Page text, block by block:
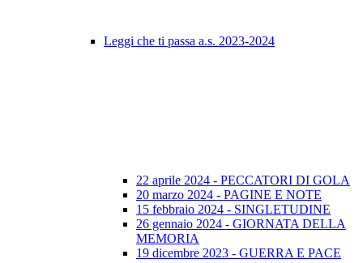
Leggi che ti passa a.s. 2023-2024
22 aprile 2024 - PECCATORI DI GOLA
20 marzo 2024 - PAGINE E NOTE
15 febbraio 2024 - SINGLETUDINE
26 gennaio 2024 - GIORNATA DELLA
MEMORIA
19 dicembre 2023 - GUERRA E PACE